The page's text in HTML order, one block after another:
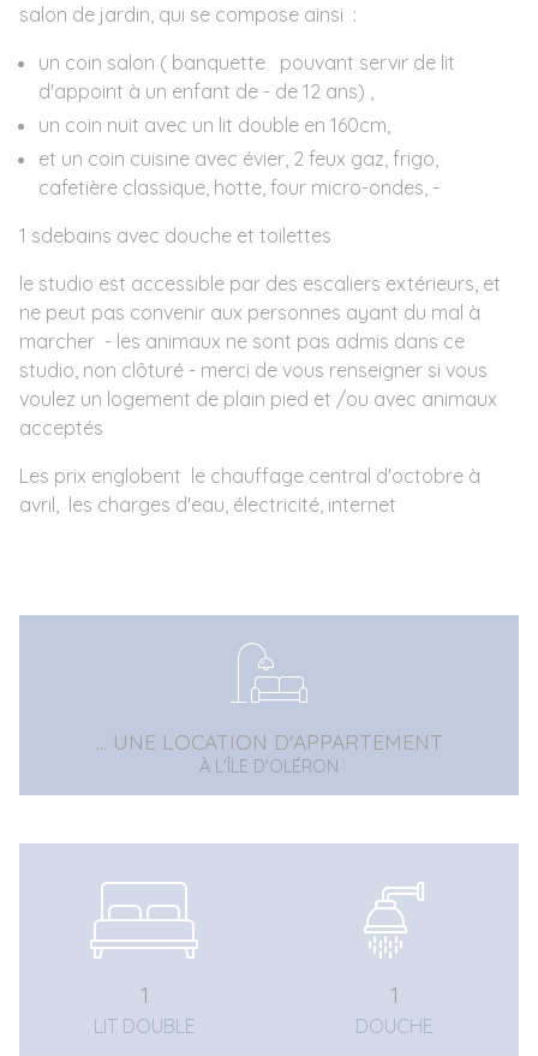
salon de jardin, qui se compose ainsi :
un coin salon ( banquette pouvant servir de lit
d'appoint à un enfant de - de 12 ans) ,
un coin nuit avec un lit double en 160cm,
et un coin cuisine avec évier, 2 feux gaz, frigo,
cafetière classique, hotte, four micro-ondes, -
1 sdebains avec douche et toilettes
le studio est accessible par des escaliers extérieurs, et
ne peut pas convenir aux personnes ayant du mal à
marcher - les animaux ne sont pas admis dans ce
studio, non clôturé - merci de vous renseigner si vous
voulez un logement de plain pied et /ou avec animaux
acceptés
Les prix englobent le chauffage central d'octobre à
avril, les charges d'eau, électricité, internet
... UNE LOCATION D'APPARTEMENT
À L'ÎLE D'OLÉRON
1
LIT DOUBLE
1
DOUCHE